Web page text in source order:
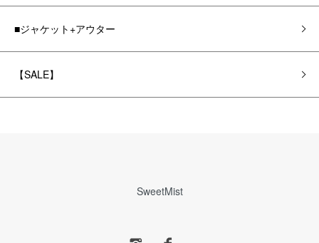
■ジャケット+アウター
【SALE】
SweetMist